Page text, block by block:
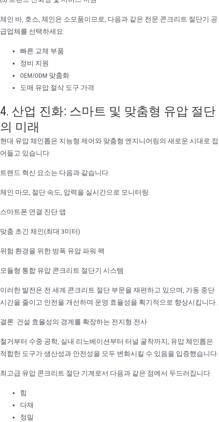
체인 바, 호스, 체인은 소모품이므로, 다음과 같은 전문 콘크리트 절단기 공
급업체를 선택하세요:
빠른 교체 부품
정비 지원
OEM/ODM 맞춤화
도매 유압 절삭 도구 가격
4. 산업 진화: 스마트 및 맞춤형 유압 절단
의 미래
현대 유압 체인톱은 지능형 제어와 맞춤형 엔지니어링의 새로운 시대로 접
어들고 있습니다:
트렌드 혁신 요소는 다음과 같습니다:
체인 마모, 절단 속도, 압력을 실시간으로 모니터링
스마트폰 연결 진단 앱
맞춤 초긴 체인(최대 3미터)
위험 환경을 위한 방폭 유압 파워 팩
모듈형 통합 유압 콘크리트 절단기 시스템
이러한 발전은 전 세계 콘크리트 절단 부문을 재편하고 있으며, 가동 중단
시간을 줄이고 안전을 개선하며 운영 효율성을 획기적으로 향상시킵니다.
결론: 건설 효율성의 경계를 확장하는 전지형 전사
철거부터 수중 공학, 실내 리노베이션부터 터널 굴착까지, 유압 체인톱은
적합한 도구가 생산성과 안전성을 모두 변화시킬 수 있음을 입증했습니다.
최고급 유압 콘크리트 절단 기계로서 다음과 같은 점에서 두드러집니다:
힘
다재
정밀